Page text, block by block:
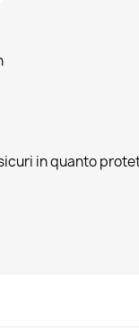
in quanto